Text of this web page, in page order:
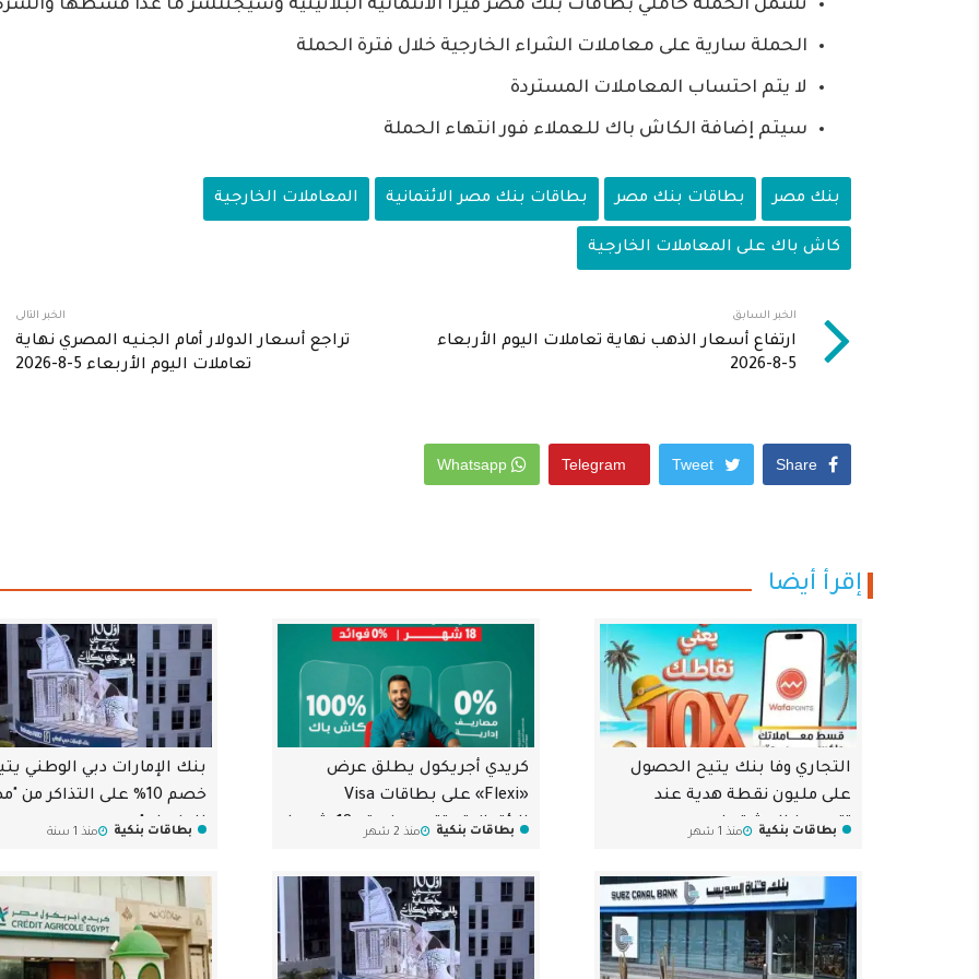
تشمل الحملة حاملي بطاقات بنك مصر فيزا الائتمانية البلاتينية وسيجنتشر ما عدا قسطها
الحملة سارية على معاملات الشراء الخارجية خلال فترة الحملة
لا يتم احتساب المعاملات المستردة
سيتم إضافة الكاش باك للعملاء فور انتهاء الحملة
بنك مصر بطاقات بنك مصر بطاقات بنك مصر الائتمانية المعاملات الخارجية
كاش باك على المعاملات الخارجية
الخبر السابق
ارتفاع أسعار الذهب نهاية تعاملات اليوم الأربعاء
5-8-2026
الخبر التالى
تراجع أسعار الدولار أمام الجنيه المصري نهاية
تعاملات اليوم الأربعاء 5-8-2026
إقرأ أيضا
التجاري وفا بنك يتيح الحصول
على مليون نقطة هدية عند
تقسيط المشتريات
بطاقات بنكية منذ 1 شهر
كريدي أجريكول يطلق عرض
«Flexi» على بطاقات Visa
بطاقات بنكية منذ 2 شهر
بنك الإمارات دبي الوطني
خصم 10% على التذاكر من
للطيران"
بطاقات بنكية منذ 1 سنة